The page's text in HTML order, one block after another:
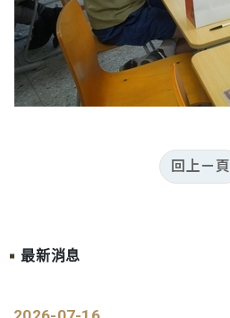
最新消息
回上ㄧ頁